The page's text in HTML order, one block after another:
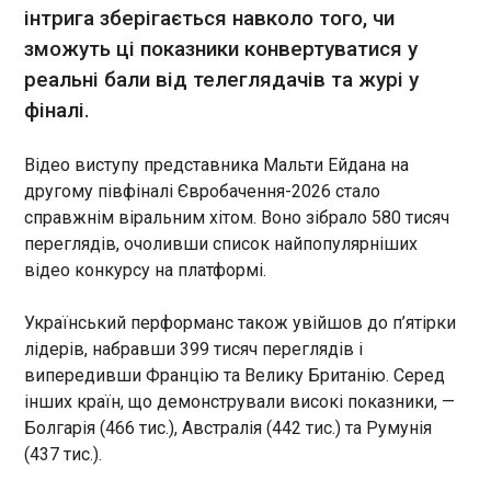
15:54:18
ЧИТАТЬ
Іспанія видала Німеччині українця,
підозрюваного у шпигунстві для РФ
Слідчий суддя Федерального верховного суду
Німеччини 15 травня виконав ордер на арешт
громадянина України, якого підозрюють у
шпигунстві на користь Росії, після його
екстрадиції з Іспанії. Про це повідомила
німецька прокуратура, пише "Європейська
ЧИТАТЬ
інтрига зберігається навколо того, чи
зможуть ці показники конвертуватися у
реальні бали від телеглядачів та журі у
фіналі.
Відео виступу представника Мальти Ейдана на
другому півфіналі Євробачення-2026 стало
справжнім віральним хітом. Воно зібрало 580 тисяч
переглядів, очоливши список найпопулярніших
відео конкурсу на платформі.
Український перформанс також увійшов до п’ятірки
лідерів, набравши 399 тисяч переглядів і
випередивши Францію та Велику Британію. Серед
інших країн, що демонстрували високі показники, —
Болгарія (466 тис.), Австралія (442 тис.) та Румунія
(437 тис.).